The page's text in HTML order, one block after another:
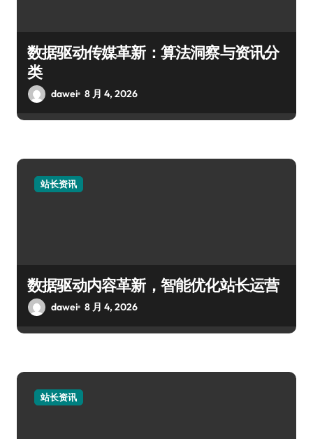
数据驱动传媒革新：算法洞察与资讯分
类
dawei 8 月 4, 2026
站长资讯
数据驱动内容革新，智能优化站长运营
dawei 8 月 4, 2026
站长资讯